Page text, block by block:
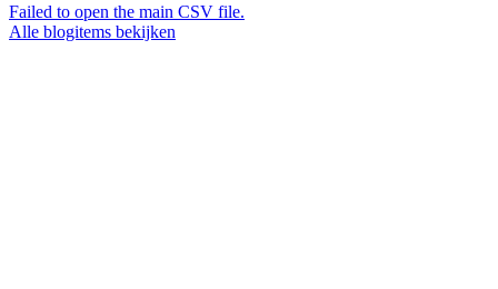
Failed to open the main CSV file.
Alle blogitems bekijken